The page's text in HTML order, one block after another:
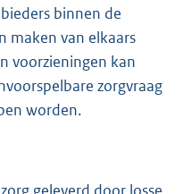
binnen de
maken van elkaars
voorzieningen kan
zorgvraag
worden.